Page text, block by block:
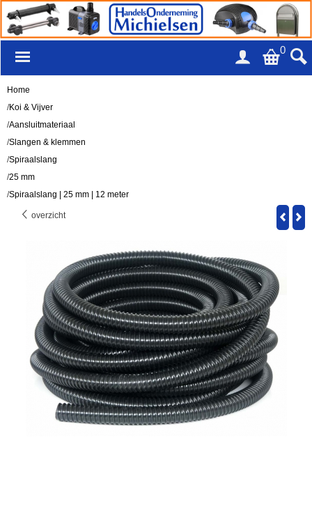
0
Home
/Koi & Vijver
/Aansluitmateriaal
/Slangen & klemmen
/Spiraalslang
/25 mm
/Spiraalslang | 25 mm | 12 meter
overzicht